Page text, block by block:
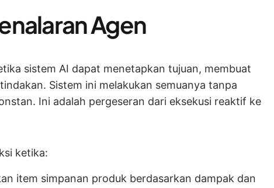
Agen
sistem AI dapat menetapkan tujuan, membuat
Sistem ini melakukan semuanya tanpa
Ini adalah pergeseran dari eksekusi reaktif ke
ketika:
item simpanan produk berdasarkan dampak dan